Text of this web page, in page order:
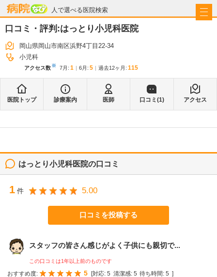
人で選べる医院検索
病院なび
口コミ・評判:はっとり小児科医院
岡山県岡山市南区浜野4丁目22-34
小児科
アクセス数※ 7月 : 1 6月 : 5 過去12ヶ月: 115
医院トップ 診療案内 医師 口コミ(1) アクセス
はっとり小児科医院の口コミ
1 件 5.00
口コミを投稿する
スタッフの皆さん感じがよく子供にも親切で...
この口コミは1年以上前のものです
おすすめ度: 5 [対応: 5 清潔感: 5 待ち時間: 5 ]